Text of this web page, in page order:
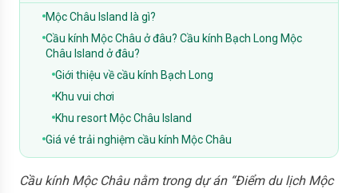
Mộc Châu Island là gì?
Cầu kính Mộc Châu ở đâu? Cầu kính Bạch Long Mộc
Châu Island ở đâu?
Giới thiệu về cầu kính Bạch Long
Khu vui chơi
Khu resort Mộc Châu Island
Giá vé trải nghiệm cầu kính Mộc Châu
Cầu kính Mộc Châu nằm trong dự án “Điểm du lịch Mộc